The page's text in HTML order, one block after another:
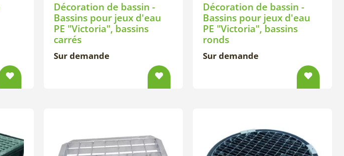
Décoration de bassin -
Bassins pour jeux d'eau
PE "Victoria", bassins
carrés
Sur demande
Décoration de bassin -
Bassins pour jeux d'eau
PE "Victoria", bassins
ronds
Sur demande